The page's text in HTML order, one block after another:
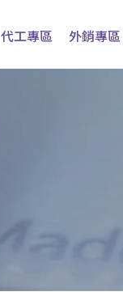
代工專區 外銷專區